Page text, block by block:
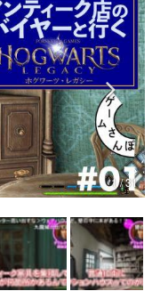
ムの魅力を画面や操作の
、硬派で骨太な評論連載
… ゲームにまつわる言葉
ーター文化史研究家・タ
1 / 31